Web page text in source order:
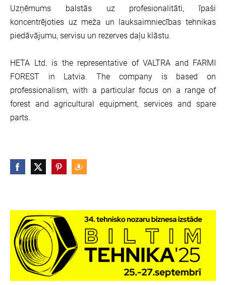
Uzņēmums balstās uz profesionalitāti, īpaši
koncentrējoties uz meža un lauksaimniecības tehnikas
piedāvājumu, servisu un rezerves daļu klāstu.
HETA Ltd. is the representative of VALTRA and FARMI
FOREST in Latvia. The company is based on
professionalism, with a particular focus on a range of
forest and agricultural equipment, services and spare
parts.